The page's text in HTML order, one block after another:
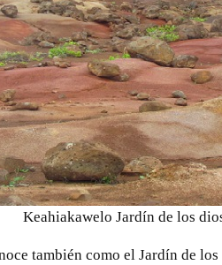
Keahiakawelo Jardín de los
también como el Jardín de